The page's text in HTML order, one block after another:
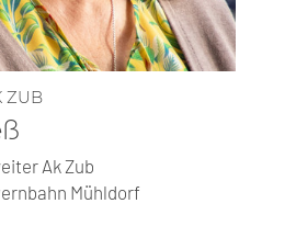
ZUB
Ak Zub
Mühldorf